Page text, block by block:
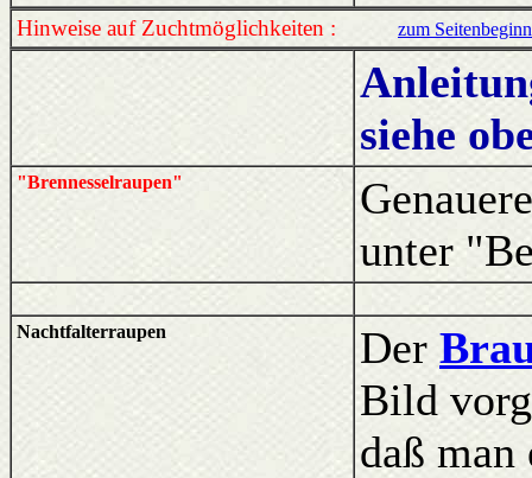
Hinweise auf Zuchtmöglichkeiten : zum Seitenbeginn
siehe
"Brennesselraupen"
unter
Nachtfalterraupen Der
Bild
daß man